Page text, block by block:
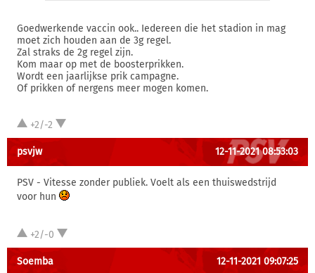
Goedwerkende vaccin ook.. Iedereen die het stadion in mag
moet zich houden aan de 3g regel.
Zal straks de 2g regel zijn.
Kom maar op met de boosterprikken.
Wordt een jaarlijkse prik campagne.
Of prikken of nergens meer mogen komen.
+2/-2
psvjw 12-11-2021 08:53:03
PSV - Vitesse zonder publiek. Voelt als een thuiswedstrijd
voor hun
+2/-0
Soemba 12-11-2021 09:07:25